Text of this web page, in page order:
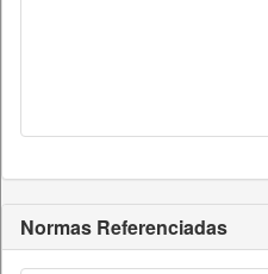
Normas Referenciadas